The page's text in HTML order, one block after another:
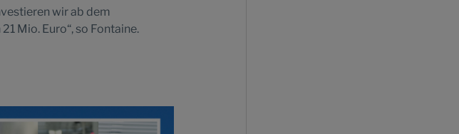
wir ab dem
Mio. Euro“, so Fontaine.